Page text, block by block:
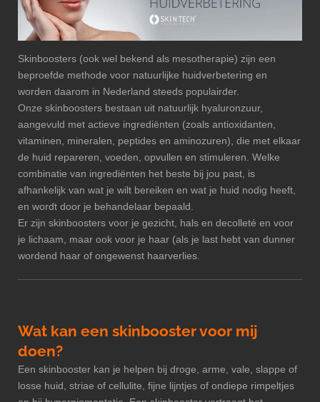
Skinboosters (ook wel bekend als mesotherapie) zijn een
beproefde methode voor natuurlijke huidverbetering en
worden daarom in Nederland steeds populairder.
Onze skinboosters bestaan uit natuurlijk hyaluronzuur,
aangevuld met actieve ingrediënten (zoals antioxidanten,
vitaminen, mineralen, peptides en aminozuren), die met elkaar
de huid repareren, voeden, opvullen en stimuleren. Welke
combinatie van ingrediënten het beste bij jou past, is
afhankelijk van wat je wilt bereiken en wat je huid nodig heeft,
en wordt door je behandelaar bepaald.
Er zijn skinboosters voor je gezicht, hals en decolleté en voor
je lichaam, maar ook voor je haar (als je last hebt van dunner
wordend haar of ongewenst haarverlies.
Wat kan een skinbooster voor mij
doen?
Een skinbooster kan je helpen bij droge, arme, vale, slappe of
losse huid, striae of cellulite, fijne lijntjes of ondiepe rimpeltjes